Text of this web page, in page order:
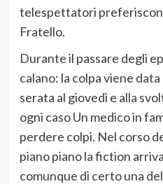
telespettatori
Fratello.
Durante il passare degli
calano: la colpa viene
serata al giovedì e alla
ogni caso Un medico in
perdere colpi. Nel corso
piano piano la fiction
comunque di certo una